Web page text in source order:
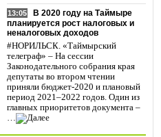
13:05
В 2020 году на Таймыре
планируется рост налоговых и
неналоговых доходов
#НОРИЛЬСК. «Таймырский
телеграф» – На сессии
Законодательного собрания края
депутаты во втором чтении
приняли бюджет-2020 и плановый
период 2021–2022 годов. Один из
главных приоритетов документа –
…